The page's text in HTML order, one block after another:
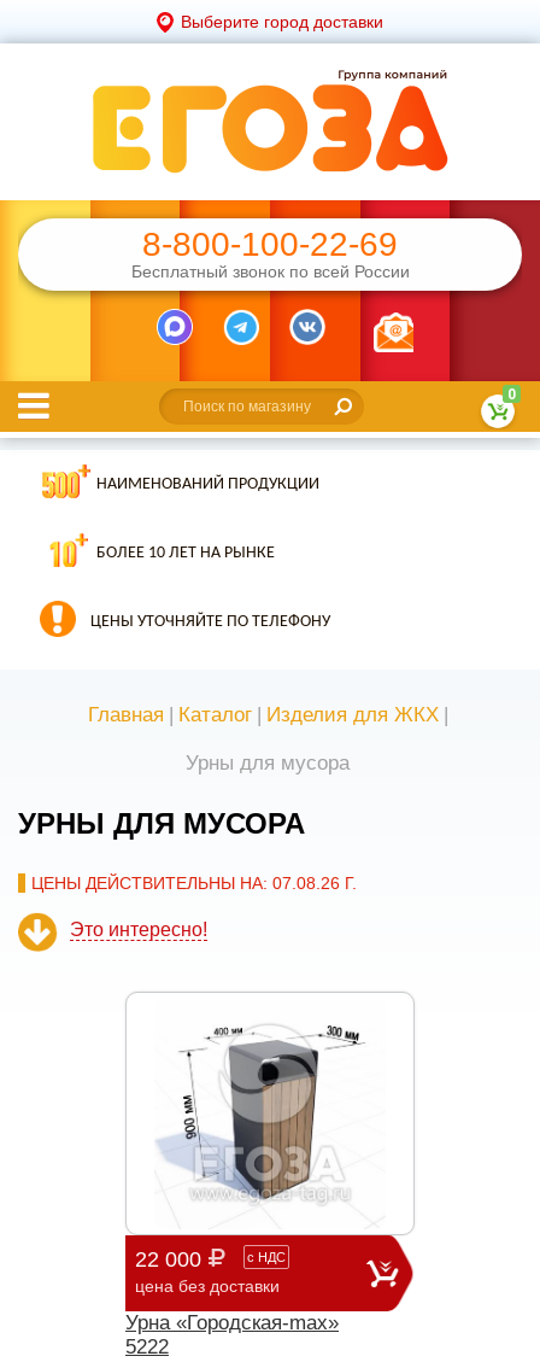
Выберите город доставки
8-800-100-22-69
Бесплатный звонок по всей России
0
НАИМЕНОВАНИЙ ПРОДУКЦИИ
БОЛЕЕ 10 ЛЕТ НА РЫНКЕ
ЦЕНЫ УТОЧНЯЙТЕ ПО ТЕЛЕФОНУ
Главная | Каталог | Изделия для ЖКХ |
Урны для мусора
УРНЫ ДЛЯ МУСОРА
ЦЕНЫ ДЕЙСТВИТЕЛЬНЫ НА: 07.08.26 Г.
Это интересно!
22 000 с НДС
цена без доставки
Урна «Городская-max»
5222